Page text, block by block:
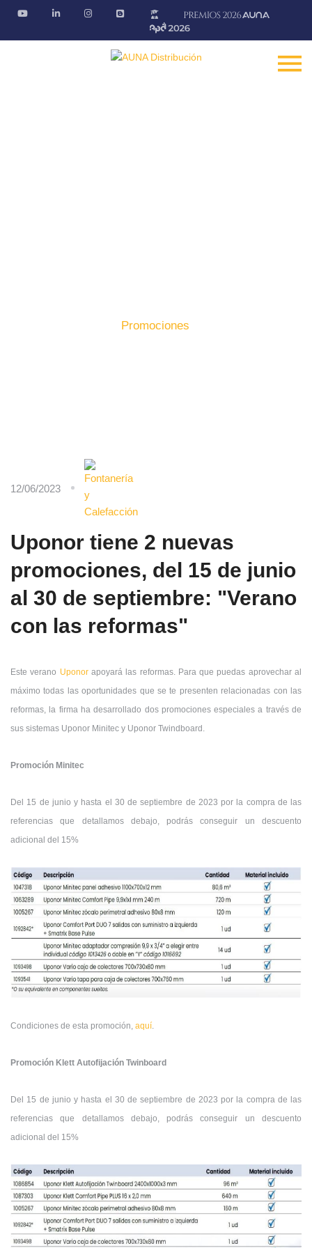
Promociones
12/06/2023
Uponor tiene 2 nuevas
promociones, del 15 de junio
al 30 de septiembre: "Verano
con las reformas"
Este verano Uponorapoyará las reformas. Para que puedas aprovechar al
máximo todas las oportunidades que se te presenten relacionadas con las
reformas, la firma ha desarrollado dos promociones especiales a través de
sus sistemas Uponor Minitec y Uponor Twindboard.
Promoción Minitec
Del 15 de junio y hasta el 30 de septiembre de 2023 por la compra de las
referencias que detallamos debajo, podrás conseguir un descuento
adicional del 15%
Condiciones de esta promoción, aquí.
Promoción Klett Autofijación Twinboard
Del 15 de junio y hasta el 30 de septiembre de 2023 por la compra de las
referencias que detallamos debajo, podrás conseguir un descuento
adicional del 15%